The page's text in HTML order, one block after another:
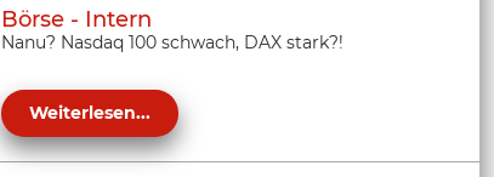
Börse - Intern
Nanu? Nasdaq 100 schwach, DAX stark?!
Weiterlesen...